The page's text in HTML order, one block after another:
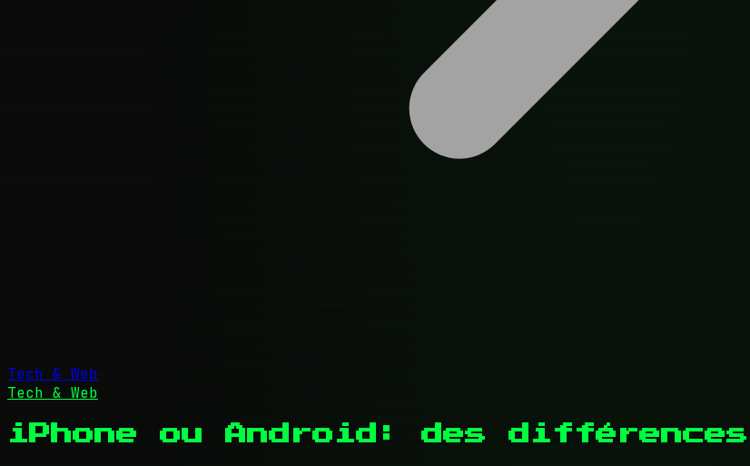
Tech & Web
Tech & Web
iPhone ou Android: des différences